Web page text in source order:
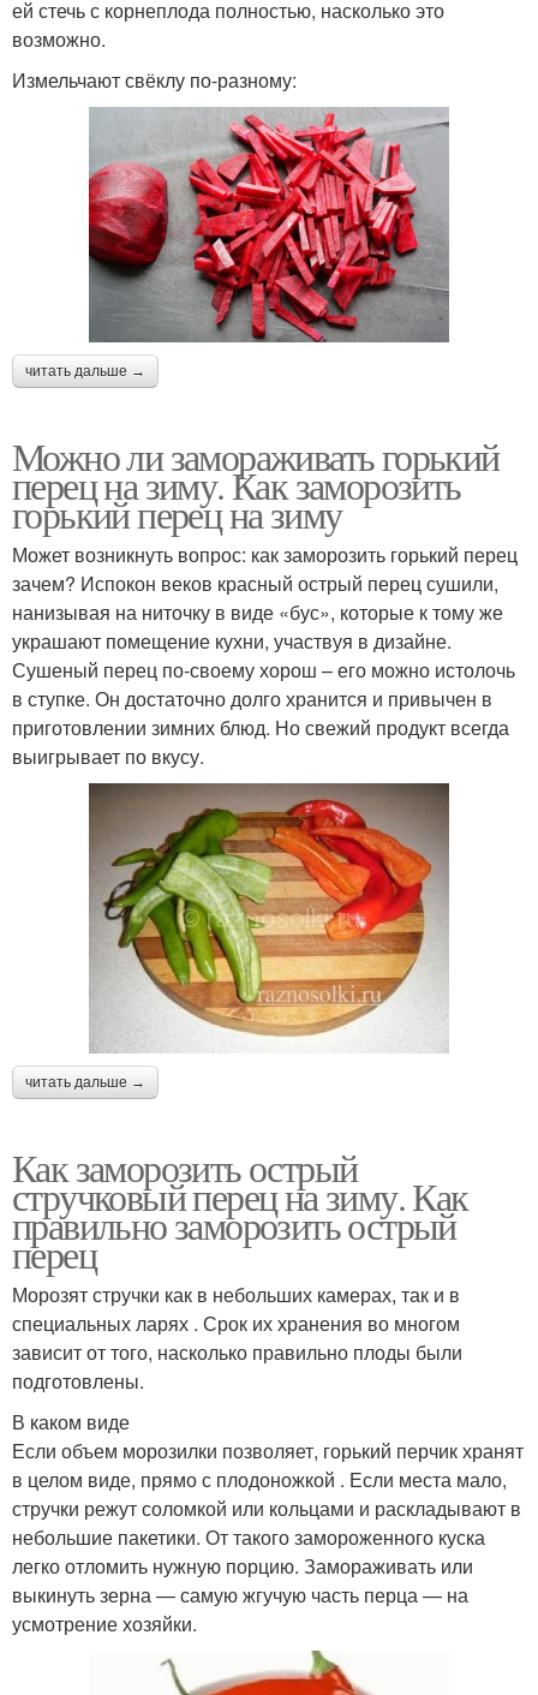
ей стечь с корнеплода полностью, насколько это
возможно.
Измельчают свёклу по-разному:
читать дальше →
Можно ли замораживать горький
перец на зиму. Как заморозить
горький перец на зиму
Может возникнуть вопрос: как заморозить горький перец
зачем? Испокон веков красный острый перец сушили,
нанизывая на ниточку в виде «бус», которые к тому же
украшают помещение кухни, участвуя в дизайне.
Сушеный перец по-своему хорош – его можно истолочь
в ступке. Он достаточно долго хранится и привычен в
приготовлении зимних блюд. Но свежий продукт всегда
выигрывает по вкусу.
читать дальше →
Как заморозить острый
стручковый перец на зиму. Как
правильно заморозить острый
перец
Морозят стручки как в небольших камерах, так и в
специальных ларях . Срок их хранения во многом
зависит от того, насколько правильно плоды были
подготовлены.
В каком виде
Если объем морозилки позволяет, горький перчик хранят
в целом виде, прямо с плодоножкой . Если места мало,
стручки режут соломкой или кольцами и раскладывают в
небольшие пакетики. От такого замороженного куска
легко отломить нужную порцию. Замораживать или
выкинуть зерна — самую жгучую часть перца — на
усмотрение хозяйки.